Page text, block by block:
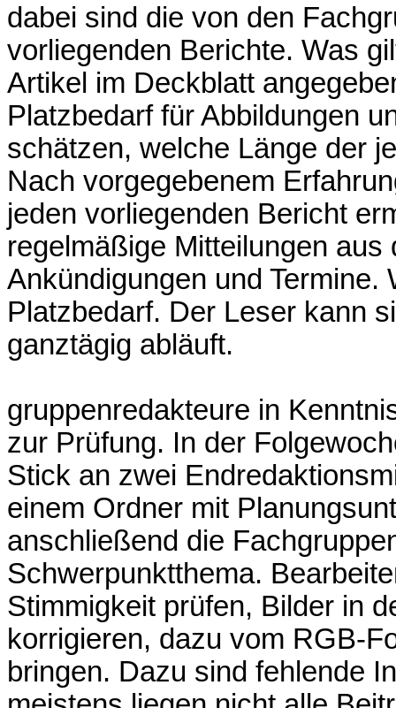
dabei sind die von den
vorliegenden Berichte. Was
Artikel im Deckblatt
Platzbedarf für Abbildungen
schätzen, welche Länge der
Nach vorgegebenem
jeden vorliegenden Bericht
regelmäßige Mitteilungen
Ankündigungen und
Platzbedarf. Der Leser kann
ganztägig abläuft.
gruppenredakteure in
zur Prüfung. In der
Stick an zwei
einem Ordner mit
anschließend die
Schwerpunktthema.
Stimmigkeit prüfen, Bilder in
korrigieren, dazu vom RGB-
bringen. Dazu sind fehlende